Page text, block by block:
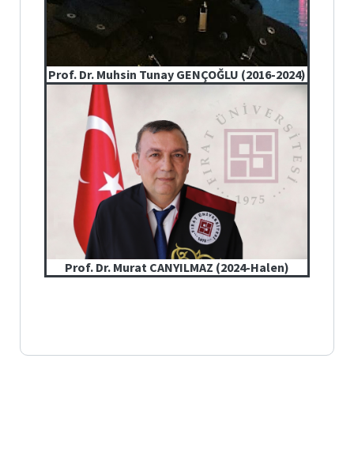
Prof. Dr. Muhsin Tunay GENÇOĞLU (2016-2024)
Prof. Dr. Murat CANYILMAZ (2024-Halen)